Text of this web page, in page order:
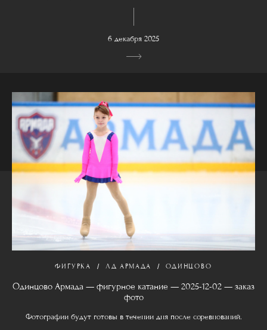
6 декабря 2025
ФИГУРКА ЛД АРМАДА ОДИНЦОВО
Одинцово Армада — фигурное катание — 2025-12-02 — заказ
фото
Фотографии будут готовы в течении дня после соревнований.